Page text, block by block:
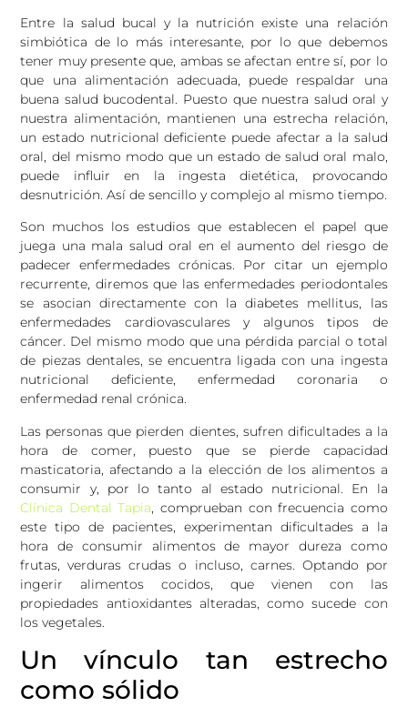
Entre la salud bucal y la nutrición existe una relación
simbiótica de lo más interesante, por lo que debemos
tener muy presente que, ambas se afectan entre sí, por lo
que una alimentación adecuada, puede respaldar una
buena salud bucodental. Puesto que nuestra salud oral y
nuestra alimentación, mantienen una estrecha relación,
un estado nutricional deficiente puede afectar a la salud
oral, del mismo modo que un estado de salud oral malo,
puede influir en la ingesta dietética, provocando
desnutrición. Así de sencillo y complejo al mismo tiempo.
Son muchos los estudios que establecen el papel que
juega una mala salud oral en el aumento del riesgo de
padecer enfermedades crónicas. Por citar un ejemplo
recurrente, diremos que las enfermedades periodontales
se asocian directamente con la diabetes mellitus, las
enfermedades cardiovasculares y algunos tipos de
cáncer. Del mismo modo que una pérdida parcial o total
de piezas dentales, se encuentra ligada con una ingesta
nutricional deficiente, enfermedad coronaria o
enfermedad renal crónica.
Las personas que pierden dientes, sufren dificultades a la
hora de comer, puesto que se pierde capacidad
masticatoria, afectando a la elección de los alimentos a
consumir y, por lo tanto al estado nutricional. En la
Clínica Dental Tapia, comprueban con frecuencia como
este tipo de pacientes, experimentan dificultades a la
hora de consumir alimentos de mayor dureza como
frutas, verduras crudas o incluso, carnes. Optando por
ingerir alimentos cocidos, que vienen con las
propiedades antioxidantes alteradas, como sucede con
los vegetales.
Un vínculo tan estrecho
como sólido